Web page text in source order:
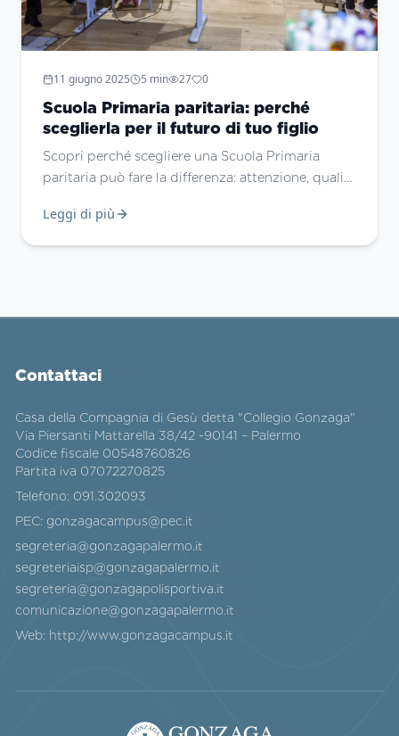
11 giugno 2025 5 min 27 0
Scuola Primaria paritaria: perché
sceglierla per il futuro di tuo figlio
Scopri perché scegliere una Scuola Primaria
paritaria può fare la differenza: attenzione, qualità
Gonzaga Campus.
Leggi di più
Contattaci
Casa della Compagnia di Gesù detta "Collegio Gonzaga"
Via Piersanti Mattarella 38/42 -90141 – Palermo
Codice fiscale 00548760826
Partita iva 07072270825
Telefono: 091.302093
PEC: gonzagacampus@pec.it
segreteria@gonzagapalermo.it
segreteriaisp@gonzagapalermo.it
segreteria@gonzagapolisportiva.it
comunicazione@gonzagapalermo.it
Web: http://www.gonzagacampus.it